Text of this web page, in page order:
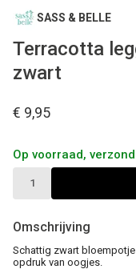
SASS & BELLE
Terracotta
zwart
€ 9,95
Op voorraad,
Omschrijving
Schattig zwart
opdruk van oogjes.